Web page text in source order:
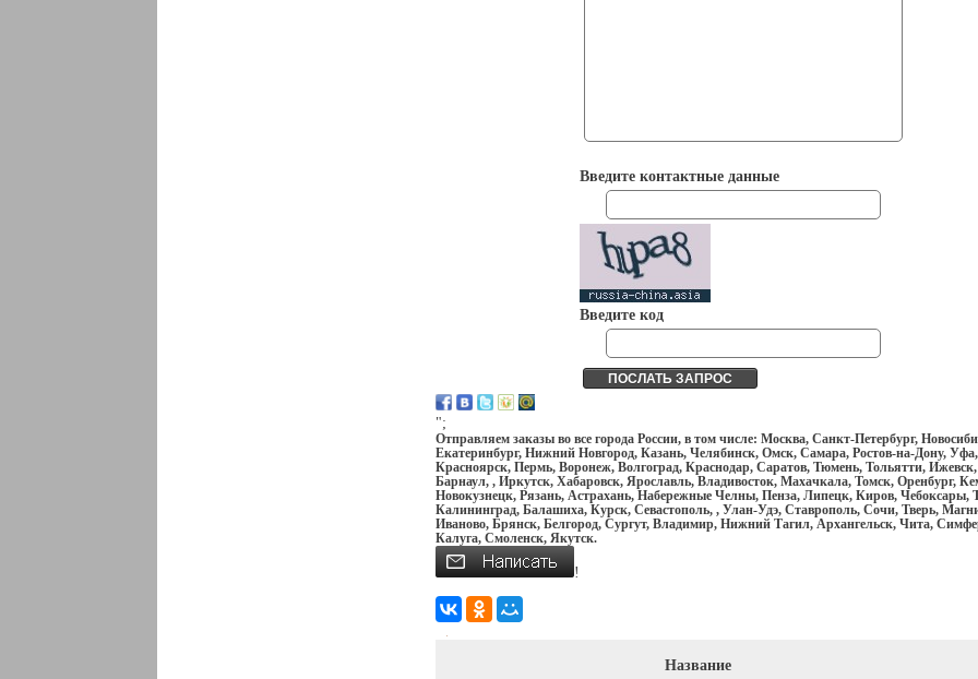
Введите контактные данные
Введите код
";
Отправляем заказы во все города России, в том числе: Москва, Санкт-Петербург,
Екатеринбург, Нижний Новгород, Казань, Челябинск, Омск, Самара, Ростов-на-Дону, Уфа,
Красноярск, Пермь, Воронеж, Волгоград, Краснодар, Саратов, Тюмень, Тольятти, Ижевск,
Барнаул, , Иркутск, Хабаровск, Ярославль, Владивосток, Махачкала, Томск, Оренбург,
Новокузнецк, Рязань, Астрахань, Набережные Челны, Пенза, Липецк, Киров, Чебоксары,
Калининград, Балашиха, Курск, Севастополь, , Улан-Удэ, Ставрополь, Сочи, Тверь,
Иваново, Брянск, Белгород, Сургут, Владимир, Нижний Тагил, Архангельск, Чита,
Калуга, Смоленск, Якутск.
!
Название